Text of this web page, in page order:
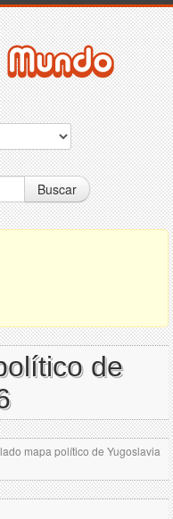
Buscar
de
mapa político de Yugoslavia